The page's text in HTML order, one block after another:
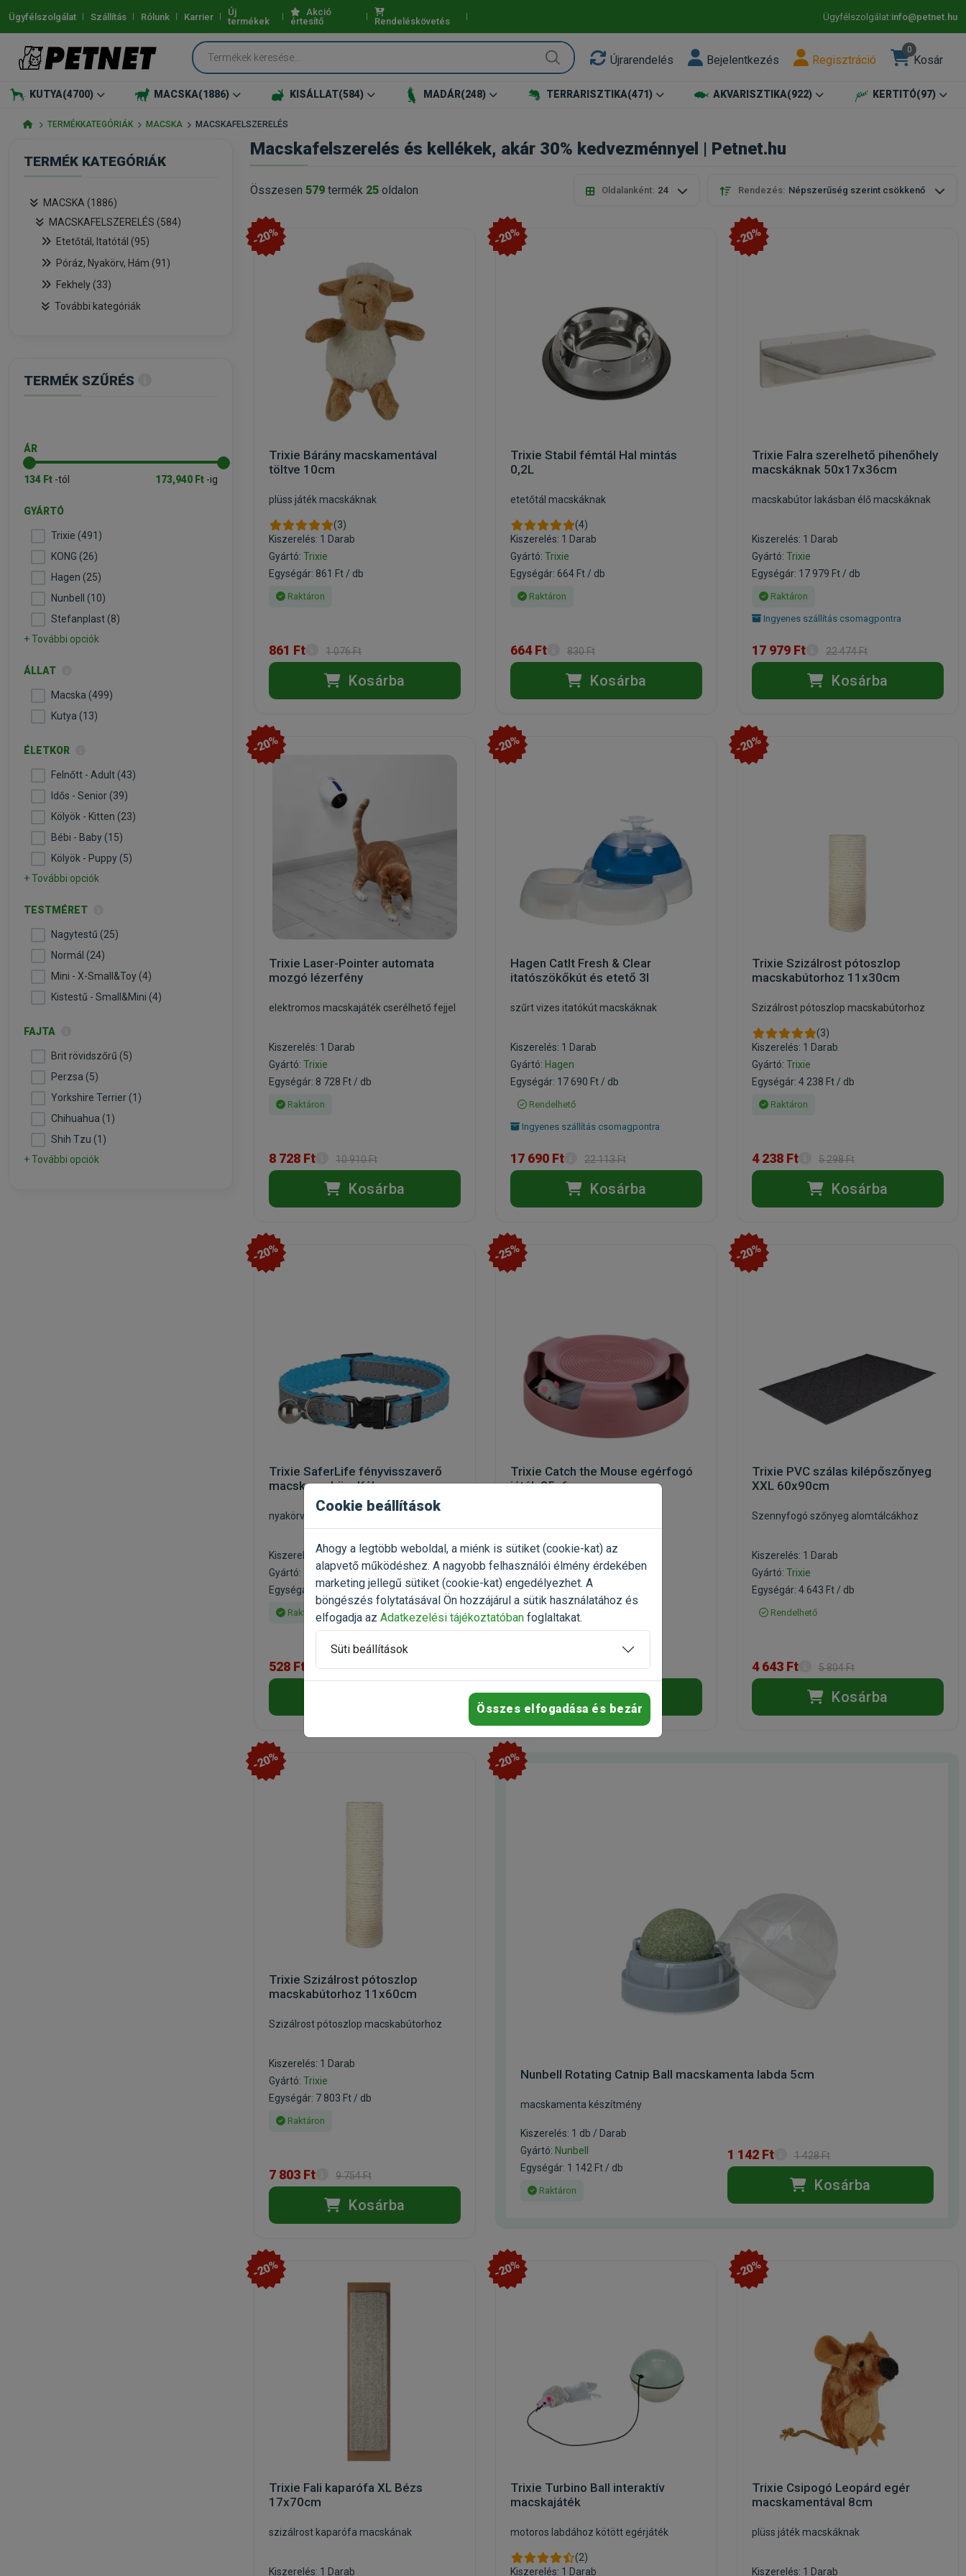
Ügyfélszolgálat Szállítás Rólunk Karrier
Új
termékek
Akció
értesítő
Rendeléskövetés Ügyfélszolgálat:info@petnet.hu
Újrarendelés Bejelentkezés Regisztráció
0
Kosár
KUTYA(4700) MACSKA(1886) KISÁLLAT(584) MADÁR(248) TERRARISZTIKA(471) AKVARISZTIKA(922) KERTITÓ(97)
TERMÉKKATEGÓRIÁK MACSKA MACSKAFELSZERELÉS
Macskafelszerelés és kellékek, akár 30% kedvezménnyel | Petnet.hu
Összesen 579 termék 25 oldalon Oldalanként: 24 Rendezés: Népszerűség szerint csökkenő
-20%
Trixie Bárány macskamentával
töltve 10cm
plüss játék macskáknak
(3)
Kiszerelés: 1 Darab
Gyártó: Trixie
Egységár: 861 Ft / db
Raktáron
861 Ft 1 076 Ft
Kosárba
-20%
Trixie Stabil fémtál Hal mintás
0,2L
etetőtál macskáknak
(4)
Kiszerelés: 1 Darab
Gyártó: Trixie
Egységár: 664 Ft / db
Raktáron
664 Ft 830 Ft
Kosárba
-20%
Trixie Falra szerelhető pihenőhely
macskáknak 50x17x36cm
macskabútor lakásban élő macskáknak
Kiszerelés: 1 Darab
Gyártó: Trixie
Egységár: 17 979 Ft / db
Raktáron
Ingyenes szállítás csomagpontra
17 979 Ft 22 474 Ft
Kosárba
-20%
Trixie Laser-Pointer automata
mozgó lézerfény
elektromos macskajáték cserélhető fejjel
Kiszerelés: 1 Darab
Gyártó: Trixie
Egységár: 8 728 Ft / db
Raktáron
8 728 Ft 10 910 Ft
Kosárba
-20%
Hagen CatIt Fresh & Clear
itatószökőkút és etető 3l
szűrt vizes itatókút macskáknak
Kiszerelés: 1 Darab
Gyártó: Hagen
Egységár: 17 690 Ft / db
Rendelhető
Ingyenes szállítás csomagpontra
17 690 Ft 22 113 Ft
Kosárba
-20%
Trixie Szizálrost pótoszlop
macskabútorhoz 11x30cm
Szizálrost pótoszlop macskabútorhoz
(3)
Kiszerelés: 1 Darab
Gyártó: Trixie
Egységár: 4 238 Ft / db
Raktáron
4 238 Ft 5 298 Ft
Kosárba
-20%
Trixie SaferLife fényvisszaverő
macskanyakörv Kék
nyakörv macskának
Kiszerelés: 1 Darab
Gyártó: Trixie
Egységár: 528 Ft / db
Raktáron
528 Ft 660 Ft
-25%
Trixie Catch the Mouse egérfogó
játék 25x6cm
Kiszerelés: 1 Darab
Gyártó:Trixie
Egységár: 2 515 Ft / db
Rendelhető
2 515 Ft 3 353 Ft
Kosárba
-20%
Trixie PVC szálas kilépőszőnyeg
XXL 60x90cm
Szennyfogó szőnyeg alomtálcákhoz
Kiszerelés: 1 Darab
Gyártó: Trixie
Egységár: 4 643 Ft / db
Rendelhető
4 643 Ft 5 804 Ft
Kosárba
-20%
Trixie Szizálrost pótoszlop
macskabútorhoz 11x60cm
Szizálrost pótoszlop macskabútorhoz
Kiszerelés: 1 Darab
Gyártó: Trixie
Egységár: 7 803 Ft / db
Raktáron
7 803 Ft 9 754 Ft
Kosárba
-20%
Nunbell Rotating Catnip Ball macskamenta labda 5cm
macskamenta készítmény
Kiszerelés: 1 db / Darab
Gyártó: Nunbell
Egységár: 1 142 Ft / db
Raktáron
1 142 Ft 1 428 Ft
Kosárba
-20%
Trixie Fali kaparófa XL Bézs
17x70cm
szizálrost kaparófa macskának
Kiszerelés: 1 Darab
-20%
Trixie Turbino Ball interaktív
macskajáték
motoros labdához kötött egérjáték
(2)
Kiszerelés: 1 Darab
-20%
Trixie Csipogó Leopárd egér
macskamentával 8cm
plüss játék macskáknak
Kiszerelés: 1 Darab
TERMÉK KATEGÓRIÁK
MACSKA (1886)
MACSKAFELSZERELÉS (584)
Etetőtál, Itatótál (95)
Póráz, Nyakörv, Hám (91)
Fekhely (33)
További kategóriák
TERMÉK SZŰRÉS
ÁR
134 Ft -tól 173,940 Ft -ig
GYÁRTÓ
Trixie (491)
KONG (26)
Hagen (25)
Nunbell (10)
Stefanplast (8)
+ További opciók
ÁLLAT
Macska (499)
Kutya (13)
ÉLETKOR
Felnőtt - Adult (43)
Idős - Senior (39)
Kölyök - Kitten (23)
Bébi - Baby (15)
Kölyök - Puppy (5)
+ További opciók
TESTMÉRET
Nagytestű (25)
Normál (24)
Mini - X-Small&Toy (4)
Kistestű - Small&Mini (4)
FAJTA
Brit rövidszőrű (5)
Perzsa (5)
Yorkshire Terrier (1)
Chihuahua (1)
Shih Tzu (1)
+ További opciók
Cookie beállítások
Ahogy a legtöbb weboldal, a miénk is sütiket (cookie-kat) az
alapvető működéshez. A nagyobb felhasználói élmény érdekében
marketing jellegű sütiket (cookie-kat) engedélyezhet. A
böngészés folytatásával Ön hozzájárul a sütik használatához és
elfogadja az Adatkezelési tájékoztatóban foglaltakat.
Süti beállítások
Összes elfogadása és bezár